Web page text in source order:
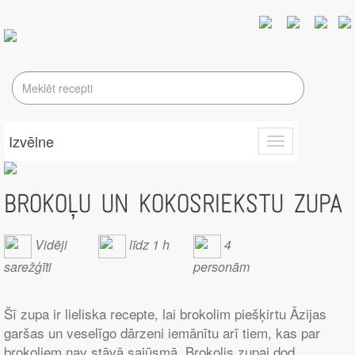
Toggle
navigation
Izvēlne
BROKOĻU UN KOKOSRIEKSTU ZUPA
Vidēji
sarežģīti
līdz 1 h
4
personām
Šī zupa ir lieliska recepte, lai brokolim piešķirtu Āzijas
garšas un veselīgo dārzeni iemānītu arī tiem, kas par